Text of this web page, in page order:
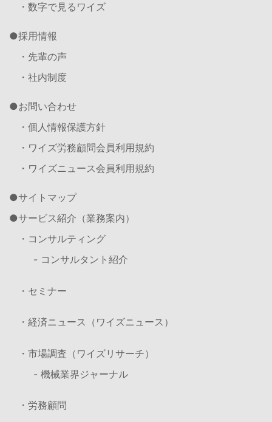
・数字で見るワイズ
採用情報
・先輩の声
・社内制度
お問い合わせ
・個人情報保護方針
・ワイズ労務顧問会員利用規約
・ワイズニュース会員利用規約
サイトマップ
サービス紹介（業務案内）
・コンサルティング
- コンサルタント紹介
・セミナー
・経済ニュース（ワイズニュース）
・市場調査（ワイズリサーチ）
- 機械業界ジャーナル
・労務顧問